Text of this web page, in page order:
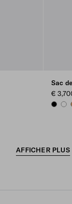
Sac
€
BLACK
AFFICHER PLUS